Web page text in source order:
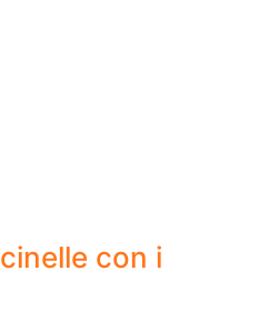
con i